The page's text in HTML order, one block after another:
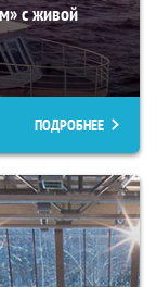
с живой
ПОДРОБНЕЕ